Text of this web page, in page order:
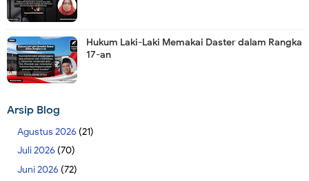
Hukum Laki-Laki Memakai Daster dalam Rangka
17-an
Arsip Blog
Agustus 2026 (21)
Juli 2026 (70)
Juni 2026 (72)